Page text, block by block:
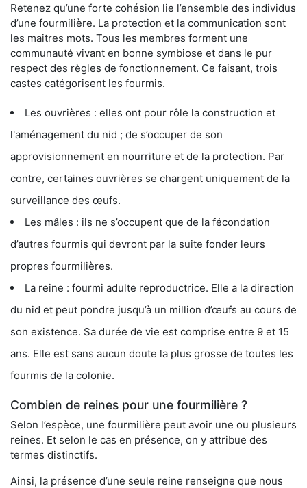
Retenez qu’une forte cohésion lie l’ensemble des individus
d’une fourmilière. La protection et la communication sont
les maitres mots. Tous les membres forment une
communauté vivant en bonne symbiose et dans le pur
respect des règles de fonctionnement. Ce faisant, trois
castes catégorisent les fourmis.
Les ouvrières : elles ont pour rôle la construction et
l'aménagement du nid ; de s’occuper de son
approvisionnement en nourriture et de la protection. Par
contre, certaines ouvrières se chargent uniquement de la
surveillance des œufs.
Les mâles : ils ne s’occupent que de la fécondation
d’autres fourmis qui devront par la suite fonder leurs
propres fourmilières.
La reine : fourmi adulte reproductrice. Elle a la direction
du nid et peut pondre jusqu’à un million d’œufs au cours de
son existence. Sa durée de vie est comprise entre 9 et 15
ans. Elle est sans aucun doute la plus grosse de toutes les
fourmis de la colonie.
Combien de reines pour une fourmilière ?
Selon l’espèce, une fourmilière peut avoir une ou plusieurs
reines. Et selon le cas en présence, on y attribue des
termes distinctifs.
Ainsi, la présence d’une seule reine renseigne que nous